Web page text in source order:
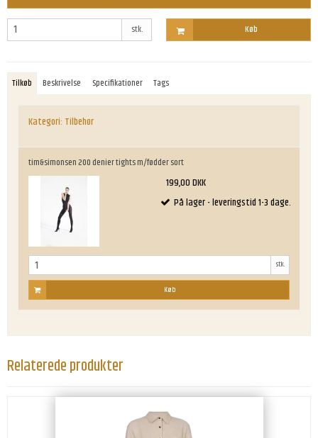
stk. Køb
Tilkøb Beskrivelse Specifikationer Tags
Kategori: Tilbehør
tim&simonsen 200 denier tights m/fødder sort
199,00 DKK
På lager - leveringstid 1-3 dage.
stk.
Køb
Relaterede produkter